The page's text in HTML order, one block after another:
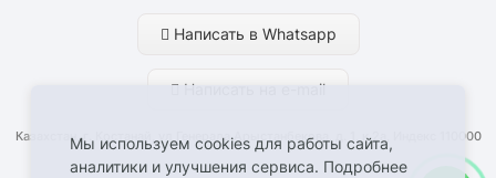
Написать в Whatsapp
Написать на e-mail
Казахстан, г. Костанай, ул Генерала Арыстанбекова, д. 1, к.2а, Индекс 110000
Мы используем cookies для работы сайта,
аналитики и улучшения сервиса. Подробнее